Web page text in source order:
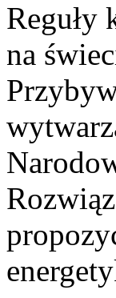
Reguły
na